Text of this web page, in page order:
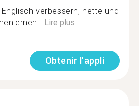
verbessern, nette und
Lire plus
Obtenir l'appli